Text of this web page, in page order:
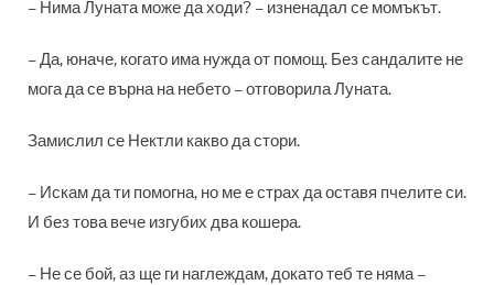
– Нима Луната може да ходи? – изненадал се момъкът.
– Да, юначе, когато има нужда от помощ. Без сандалите не
мога да се върна на небето – отговорила Луната.
Замислил се Нектли какво да стори.
– Искам да ти помогна, но ме е страх да оставя пчелите си.
И без това вече изгубих два кошера.
– Не се бой, аз ще ги наглеждам, докато теб те няма –